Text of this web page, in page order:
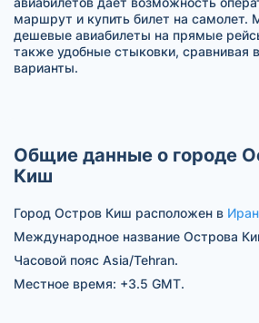
маршрут и купить билет на самолет.
дешевые авиабилеты на прямые
также удобные стыковки, сравнивая
варианты.
Общие данные о городе
Киш
Город Остров Киш расположен в
Международное название Острова
Часовой пояс Asia/Tehran.
Местное время: +3.5 GMT.